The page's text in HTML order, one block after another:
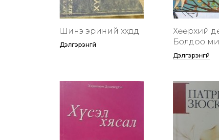
Шинэ эриний хүүхдүүд
Дэлгэрэнгүй
Хөөрхий
Болдоо
Дэлгэрэнгүй